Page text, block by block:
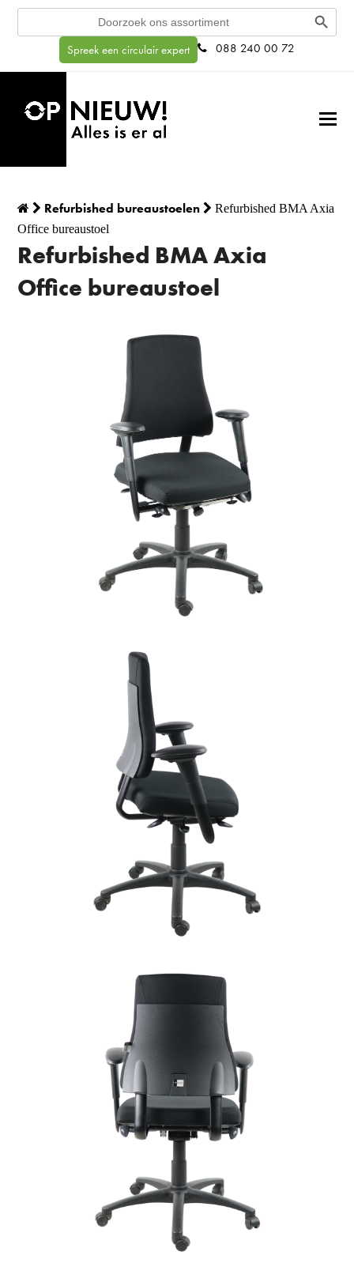
Search
Search Button
Spreek een circulair expert 088 240 00 72
Refurbished bureaustoelen
Refurbished BMA Axia
Office bureaustoel
Refurbished BMA Axia
Office bureaustoel